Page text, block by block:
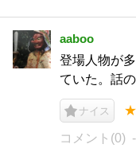
aaboo
登場人物が
ていた。話
ナイス
コメント(0)